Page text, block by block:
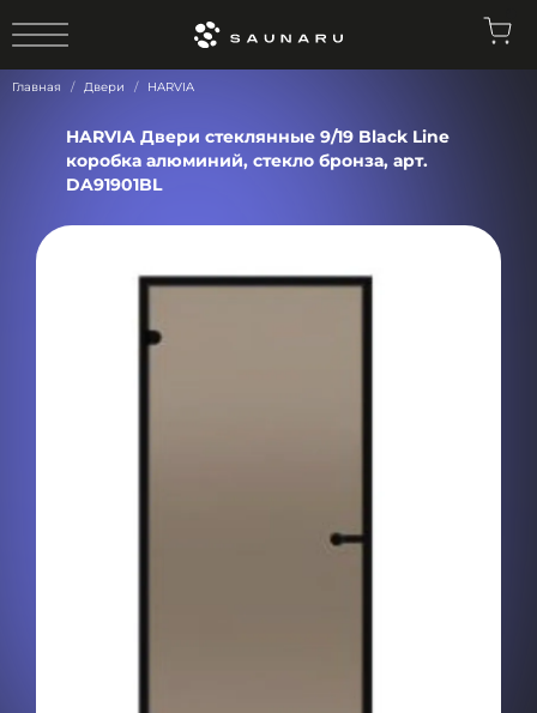
Главная Двери HARVIA
HARVIA Двери стеклянные 9/19 Black Line
коробка алюминий, стекло бронза, арт.
DA91901BL